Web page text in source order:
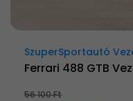
SzuperSportautó
Ferrari 488 GTB
56 100 Ft